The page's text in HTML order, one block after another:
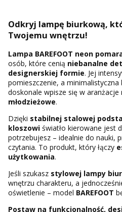
Odkryj lampę biurkową,
Twojemu wnętrzu!
Lampa BAREFOOT neon
osób, które cenią niebanalne
designerskiej formie. Jej
pomieszczenie, a
doskonale wpisze się w aranżacje
młodzieżowe.
Dzięki stabilnej stalowej
kloszowi światło kierowane jest
potrzebujesz – idealnie do nauki,
czytania. To produkt, który łączy
użytkowania.
Jeśli szukasz stylowej lampy
wnętrzu charakteru, a
oświetlenie – model BAREFOOT
Postaw na funkcjonalność,